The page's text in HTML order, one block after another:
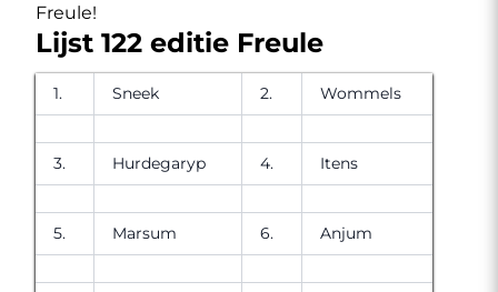
Freule!
Lijst 122 editie Freule
1. Sneek 2. Wommels
3. Hurdegaryp 4. Itens
5. Marsum 6. Anjum